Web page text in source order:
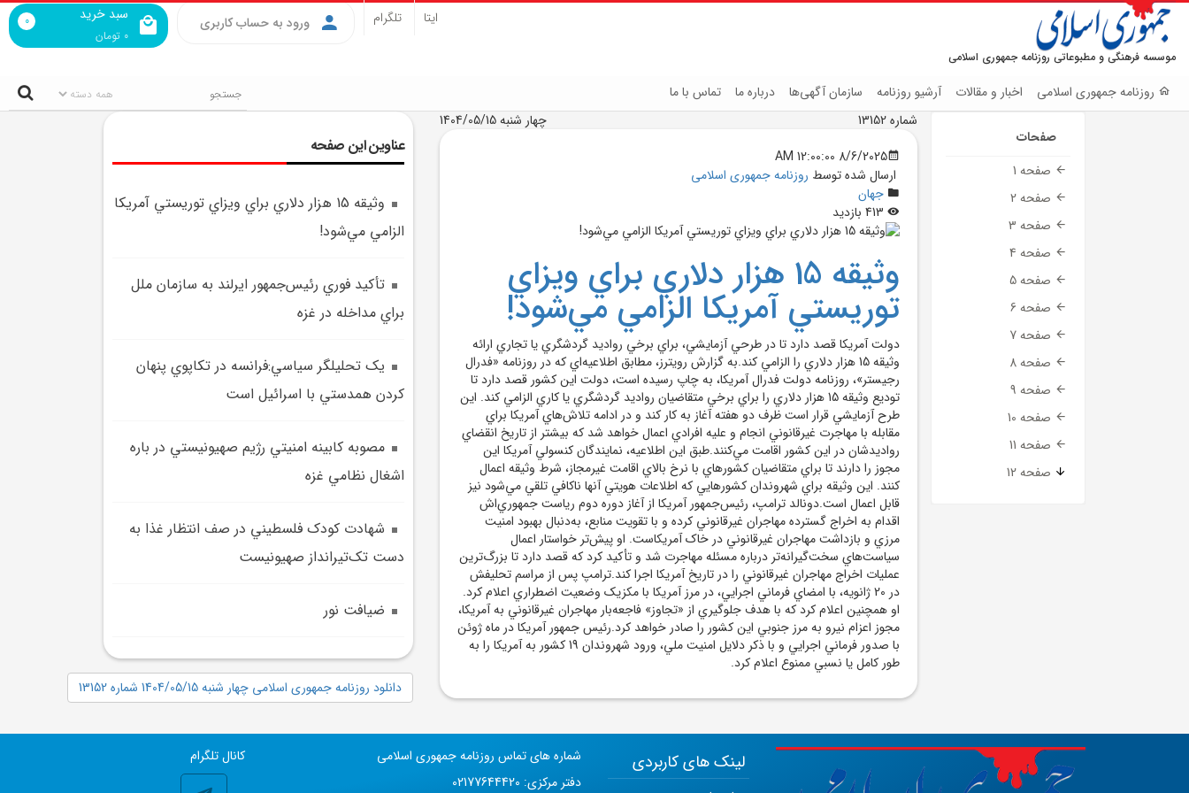
موسسه فرهنگی و مطبوعاتی روزنامه جمهوری اسلامی
سبد خرید
0 تومان
0 ورود به حساب کاربری ایتا تلگرام
روزنامه جمهوری اسلامی اخبار و مقالات آرشیو روزنامه سازمان آگهی‌ها درباره ما تماس با ما
صفحات
صفحه 1
صفحه 2
صفحه 3
صفحه 4
صفحه 5
صفحه 6
صفحه 7
صفحه 8
صفحه 9
صفحه 10
صفحه 11
صفحه 12
شماره 13152
چهار شنبه 1404/05/15
8/6/2025 12:00:00 AM
ارسال شده توسط روزنامه جمهوری اسلامی
جهان
وثيقه 15 هزار دلاري براي ويزاي
توريستي آمريکا الزامي مي‌شود!
دولت آمريکا قصد دارد تا در طرحي آزمايشي، براي برخي رواديد گردشگري يا تجاري ارائه
وثيقه 15 هزار دلاري را الزامي کند.به گزارش رويترز، مطابق اطلاعيه‌اي که در روزنامه «فدرال
رجيستر»، روزنامه دولت فدرال آمريکا، به چاپ رسيده است، دولت اين کشور قصد دارد تا
توديع وثيقه 15 هزار دلاري را براي برخي متقاضيان رواديد گردشگري يا کاري الزامي کند. اين
طرح آزمايشي قرار است ظرف دو هفته آغاز به کار کند و در ادامه تلاش‌هاي آمريکا براي
مقابله با مهاجرت غيرقانوني انجام و عليه افرادي اعمال خواهد شد که بيشتر از تاريخ انقضاي
رواديدشان در اين کشور اقامت مي‌کنند.طبق اين اطلاعيه، نمايندگان کنسولي آمريکا اين
مجوز را دارند تا براي متقاضيان کشورهاي با نرخ بالاي اقامت غيرمجاز، شرط وثيقه اعمال
کنند. اين وثيقه براي شهروندان کشورهايي که اطلاعات هويتي آنها ناکافي تلقي مي‌شود نيز
قابل اعمال است.دونالد ترامپ، رئيس‌جمهور آمريکا از آغاز دوره دوم رياست جمهوري‌اش
اقدام به اخراج گسترده مهاجران غيرقانوني کرده و با تقويت منابع، به‌دنبال بهبود امنيت
مرزي و بازداشت مهاجران غيرقانوني در خاک آمريکاست. او پيش‌تر خواستار اعمال
سياست‌هاي سخت‌گيرانه‌تر درباره مسئله مهاجرت شد و تأکيد کرد که قصد دارد تا بزرگ‌ترين
عمليات اخراج مهاجران غيرقانوني را در تاريخ آمريکا اجرا کند.ترامپ پس از مراسم تحليفش
در 20 ژانويه، با امضاي فرماني اجرايي، در مرز آمريکا با مکزيک وضعيت اضطراري اعلام کرد.
او همچنين اعلام کرد که با هدف جلوگيري از «تجاوز» فاجعه‌بار مهاجران غيرقانوني به آمريکا،
مجوز اعزام نيرو به مرز جنوبي اين کشور را صادر خواهد کرد.رئيس جمهور آمريکا در ماه ژوئن
با صدور فرماني اجرايي و با ذکر دلايل امنيت ملي، ورود شهروندان 19 کشور به آمريکا را به
طور کامل يا نسبي ممنوع اعلام کرد.
عناوین این صفحه
وثيقه 15 هزار دلاري براي ويزاي توريستي آمريکا
الزامي مي‌شود!
تأکيد فوري رئيس‌جمهور ايرلند به سازمان ملل
براي مداخله در غزه
يک تحليلگر سياسي:فرانسه در تکاپوي پنهان
کردن همدستي با اسرائيل است
مصوبه کابينه امنيتي رژيم صهيونيستي در باره
اشغال نظامي غزه
شهادت کودک فلسطيني در صف انتظار غذا به
دست تک‌تيرانداز صهيونيست
ضيافت نور
دانلود روزنامه جمهوری اسلامی چهار شنبه 1404/05/15 شماره 13152
کانال تلگرام
شماره های تماس روزنامه جمهوری اسلامی
دفتر مرکزی: 02177644420
لینک های کاربردی